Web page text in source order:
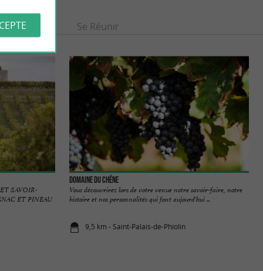
Se divertir Se Réunir
SAVOIR-
ET PINEAU
Domaine du Chêne
Vous découvrirez lors de votre venue notre savoir-faire, notre
histoire et nos personnalités qui font aujourd'hui ...
9,5 km - Saint-Palais-de-Phiolin